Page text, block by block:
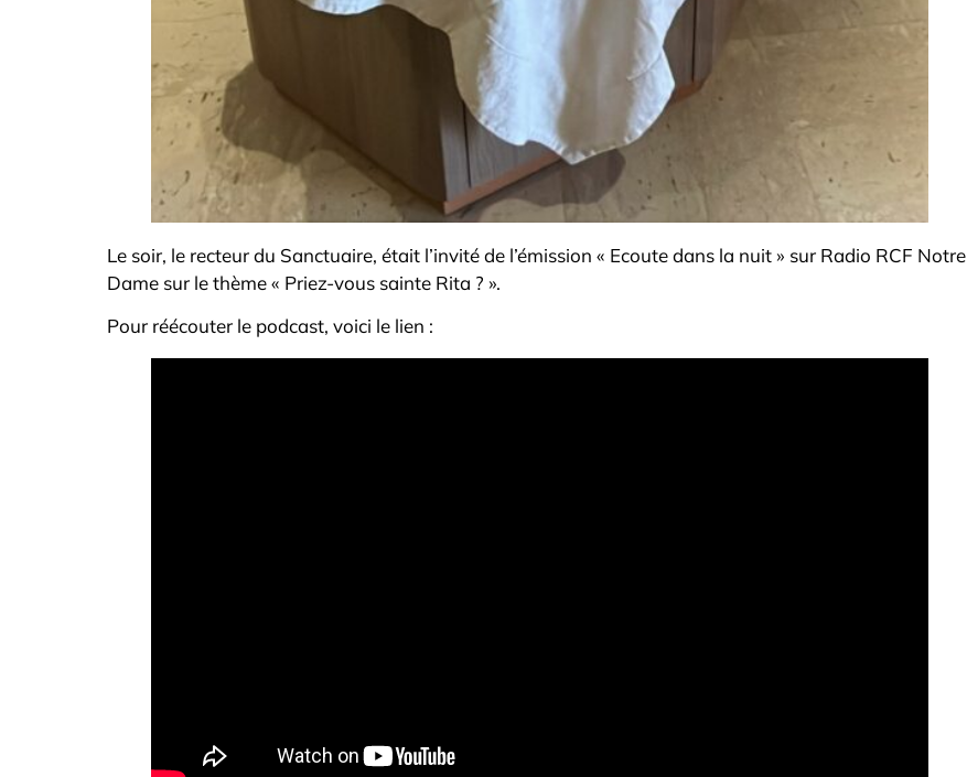
Le soir, le recteur du Sanctuaire, était l’invité de l’émission « Ecoute dans la nuit » sur Radio RCF Notre
Dame sur le thème « Priez-vous sainte Rita ? ».
Pour réécouter le podcast, voici le lien :